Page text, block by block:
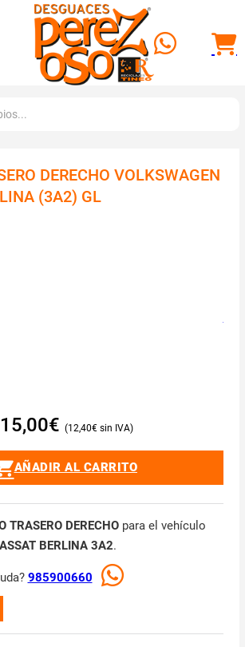
DERECHO VOLKSWAGEN
(3A2) GL
15,00€ 12,40€
AÑADIR AL CARRITO
TRASERO DERECHOpara el vehículo
BERLINA 3A2.
985900660